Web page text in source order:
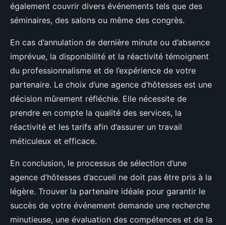
également couvrir divers événements tels que des
séminaires, des salons ou même des congrès.
En cas d’annulation de dernière minute ou d’absence
imprévue, la disponibilité et la réactivité témoignent
du professionnalisme et de l’expérience de votre
partenaire. Le choix d’une agence d’hôtesses est une
décision mûrement réfléchie. Elle nécessite de
prendre en compte la qualité des services, la
réactivité et les tarifs afin d’assurer un travail
méticuleux et efficace.
En conclusion, le processus de sélection d’une
agence d’hôtesses d’accueil ne doit pas être pris à la
légère. Trouver la partenaire idéale pour garantir le
succès de votre événement demande une recherche
minutieuse, une évaluation des compétences et de la